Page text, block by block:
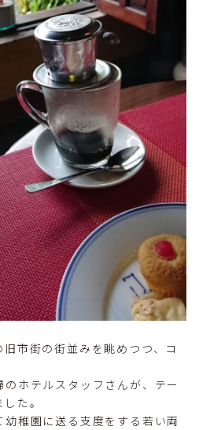
市街の街並みを眺めつつ、コ
ホテルスタッフさんが、テー
た。
稚園に送る支度をする若い両